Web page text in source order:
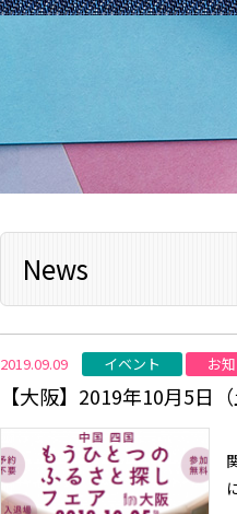
News
2019.09.09 イベント お
【大阪】2019年10月5日